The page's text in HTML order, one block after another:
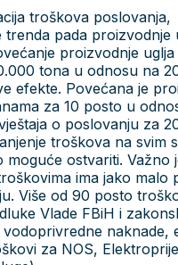
troškova poslovanja,
trenda pada proizvodnje
proizvodnje uglja
tona u odnosu na
efekte. Povećana je
za 10 posto u
o poslovanju za
troškova na svim
moguće ostvariti. Važno
ima jako malo
Više od 90 posto
Vlade FBiH i
vodoprivredne naknade,
za NOS,